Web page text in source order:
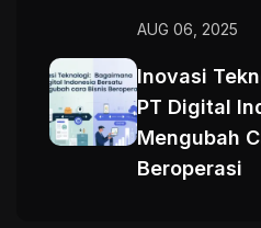
AUG 06, 2025
Inovasi
PT Digital
Mengubah
Beroperasi